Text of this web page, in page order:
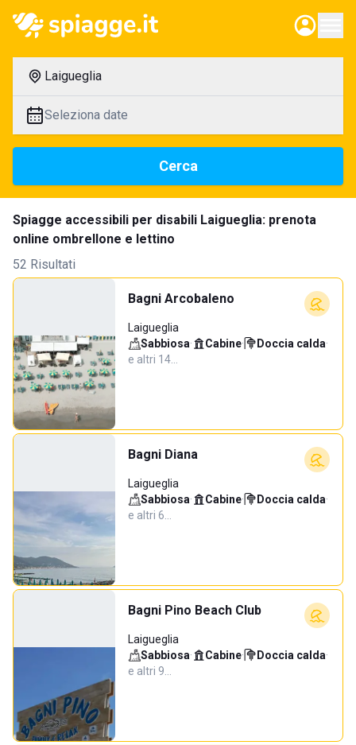
Laigueglia
Seleziona date
Cerca
Spiagge accessibili per disabili Laigueglia: prenota
online ombrellone e lettino
52 Risultati
Bagni Arcobaleno
Laigueglia
Sabbiosa· Cabine· Doccia calda·
e altri 14…
Bagni Diana
Laigueglia
Sabbiosa· Cabine· Doccia calda·
e altri 6…
Bagni Pino Beach Club
Laigueglia
Sabbiosa· Cabine· Doccia calda·
e altri 9…